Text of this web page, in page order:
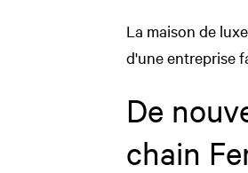
La maison de
d'une entreprise
De
chain